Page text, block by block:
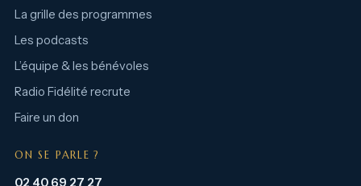
La grille des programmes
Les podcasts
L’équipe & les bénévoles
Radio Fidélité recrute
Faire un don
ON SE PARLE ?
02 40 69 27 27